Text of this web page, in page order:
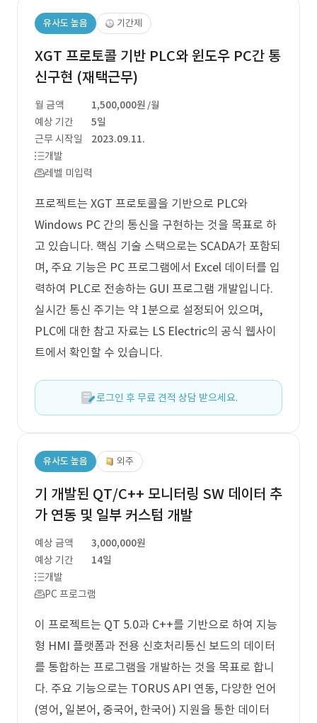
유사도 높음 기간제
XGT 프로토콜 기반 PLC와 윈도우 PC간 통
신구현 (재택근무)
월 금액 1,500,000원 /월
예상 기간
5일
근무 시작일
2023.09.11.
개발
레벨 미입력
프로젝트는 XGT 프로토콜을 기반으로 PLC와
Windows PC 간의 통신을 구현하는 것을 목표로 하
고 있습니다. 핵심 기술 스택으로는 SCADA가 포함되
며, 주요 기능은 PC 프로그램에서 Excel 데이터를 입
력하여 PLC로 전송하는 GUI 프로그램 개발입니다.
실시간 통신 주기는 약 1분으로 설정되어 있으며,
PLC에 대한 참고 자료는 LS Electric의 공식 웹사이
트에서 확인할 수 있습니다.
로그인 후 무료 견적 상담 받으세요.
유사도 높음 외주
기 개발된 QT/C++ 모니터링 SW 데이터 추
가 연동 및 일부 커스텀 개발
예상 금액
3,000,000원
예상 기간
14일
개발
PC 프로그램
이 프로젝트는 QT 5.0과 C++를 기반으로 하여 지능
형 HMI 플랫폼과 전용 신호처리통신 보드의 데이터
를 통합하는 프로그램을 개발하는 것을 목표로 합니
다. 주요 기능으로는 TORUS API 연동, 다양한 언어
(영어, 일본어, 중국어, 한국어) 지원을 통한 데이터